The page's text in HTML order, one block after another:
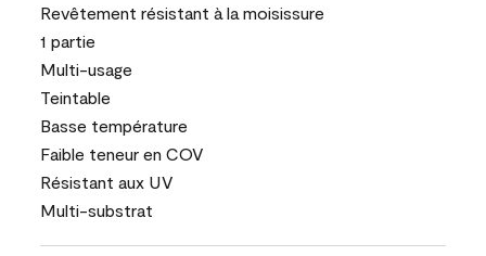
Revêtement résistant à la moisissure
1 partie
Multi-usage
Teintable
Basse température
Faible teneur en COV
Résistant aux UV
Multi-substrat